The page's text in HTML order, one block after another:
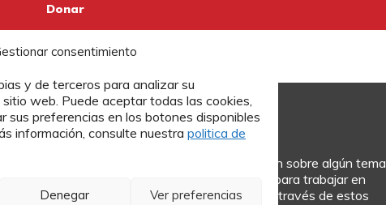
consentimiento
y de terceros para analizar su
web. Puede aceptar todas las cookies,
sus preferencias en los botones disponibles
información, consulte nuestra politica de
Denegar Ver preferencias
Contacto
Si quieres más información sobre algún tema
o enviarnos tu currículum para trabajar en
Cáritas, puedes hacerlo a través de estos